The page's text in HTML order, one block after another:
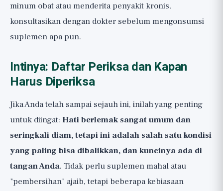
minum obat atau menderita penyakit kronis,
konsultasikan dengan dokter sebelum mengonsumsi
suplemen apa pun.
Intinya: Daftar Periksa dan Kapan
Harus Diperiksa
Jika Anda telah sampai sejauh ini, inilah yang penting
untuk diingat: Hati berlemak sangat umum dan
seringkali diam, tetapi ini adalah salah satu kondisi
yang paling bisa dibalikkan, dan kuncinya ada di
tangan Anda. Tidak perlu suplemen mahal atau
"pembersihan" ajaib, tetapi beberapa kebiasaan